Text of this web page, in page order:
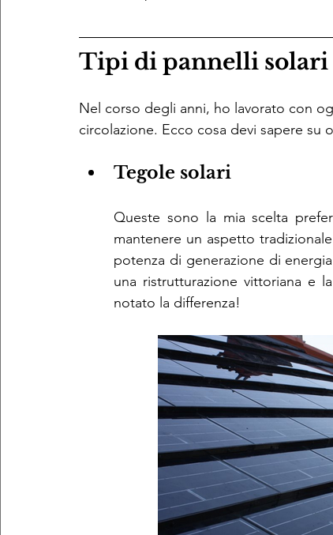
Tipi di pannelli
Nel corso degli anni, ho lavorato con
circolazione. Ecco cosa devi sapere su
Tegole solari
Queste sono la mia scelta
mantenere un aspetto
potenza di generazione di
una ristrutturazione vittoriana e
notato la differenza!